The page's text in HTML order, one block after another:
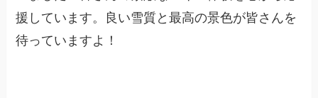
援しています。良い雪質と最高の景色が皆さんを
待っていますよ！